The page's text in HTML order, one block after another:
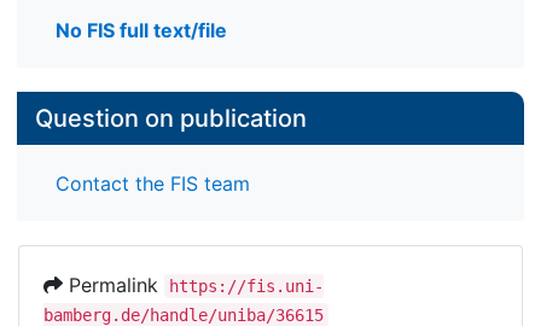
No FIS full text/file
Question on publication
Contact the FIS team
Permalink
https://fis.uni-
bamberg.de/handle/uniba/36615